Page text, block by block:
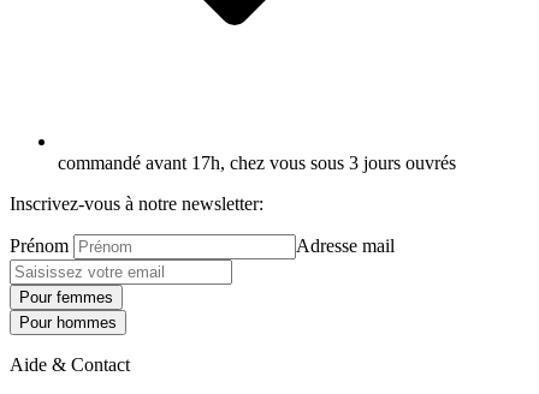
commandé avant 17h, chez vous sous 3 jours ouvrés
Inscrivez-vous à notre newsletter:
Prénom Adresse mail
Pour femmes
Pour hommes
Aide & Contact